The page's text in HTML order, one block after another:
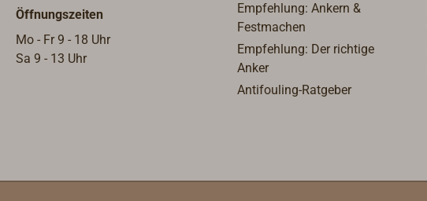
Öffnungszeiten
Mo - Fr 9 - 18 Uhr
Sa 9 - 13 Uhr
Empfehlung: Ankern &
Festmachen
Empfehlung: Der richtige
Anker
Antifouling-Ratgeber